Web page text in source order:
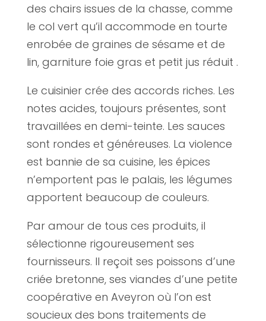
des chairs issues de la chasse, comme
le col vert qu’il accommode en tourte
enrobée de graines de sésame et de
lin, garniture foie gras et petit jus réduit .
Le cuisinier crée des accords riches. Les
notes acides, toujours présentes, sont
travaillées en demi-teinte. Les sauces
sont rondes et généreuses. La violence
est bannie de sa cuisine, les épices
n’emportent pas le palais, les légumes
apportent beaucoup de couleurs.
Par amour de tous ces produits, il
sélectionne rigoureusement ses
fournisseurs. Il reçoit ses poissons d’une
criée bretonne, ses viandes d’une petite
coopérative en Aveyron où l’on est
soucieux des bons traitements de